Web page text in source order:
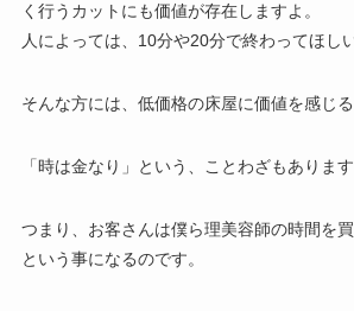
く行うカットにも価値が存在しますよ。
人によっては、10分や20分で終わってほし
そんな方には、低価格の床屋に価値を感じる
「時は金なり」という、ことわざもあります
つまり、お客さんは僕ら理美容師の時間を
という事になるのです。